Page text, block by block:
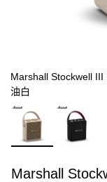
Marshall Stockwell III
油白
Marshall